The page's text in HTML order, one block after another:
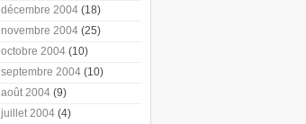
décembre 2004 (18)
novembre 2004 (25)
octobre 2004 (10)
septembre 2004 (10)
août 2004 (9)
juillet 2004 (4)